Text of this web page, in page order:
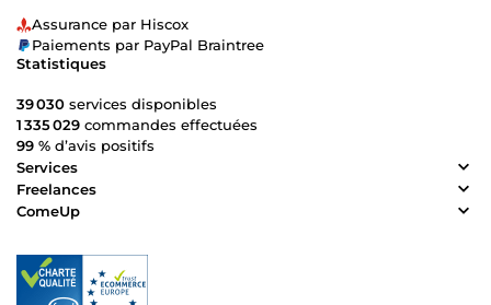
Assurance par Hiscox
Paiements par PayPal Braintree
Statistiques
39 030 services disponibles
1 335 029 commandes effectuées
99 % d’avis positifs
Services
Freelances
ComeUp